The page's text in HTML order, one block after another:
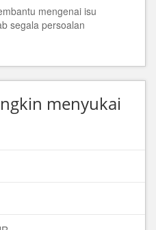
mengenai isu
segala persoalan
menyukai